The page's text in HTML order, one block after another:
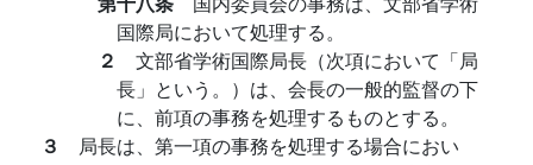
国際局において処理する。
２ 文部省学術国際局長（次項において「局
長」という。）は、会長の一般的監督の下
に、前項の事務を処理するものとする。
３ 局長は、第一項の事務を処理する場合におい